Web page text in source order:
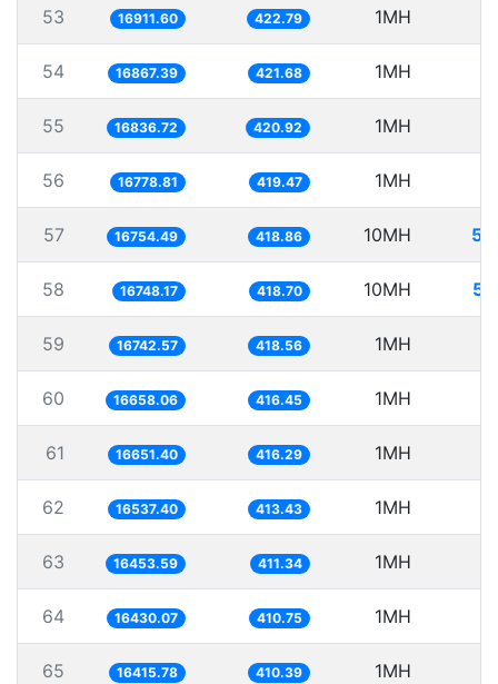
53 16911.60 422.79 1MH
54 16867.39 421.68 1MH
55 16836.72 420.92 1MH
56 16778.81 419.47 1MH
57 16754.49 418.86 10MH
58 16748.17 418.70 10MH
59 16742.57 418.56 1MH
60 16658.06 416.45 1MH
61 16651.40 416.29 1MH
62 16537.40 413.43 1MH
63 16453.59 411.34 1MH
64 16430.07 410.75 1MH
65 16415.78 410.39 1MH